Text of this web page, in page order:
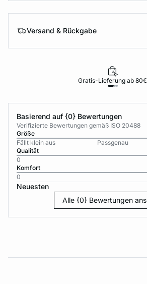
Versand & Rückgabe
Gratis-Lieferung ab 80€
Basierend auf {0} Bewertungen
Verifizierte Bewertungen gemäß ISO 20488
Größe
Fällt klein aus
Passgenau
Qualität
0
Komfort
0
Neuesten
Alle {0} Bewertungen